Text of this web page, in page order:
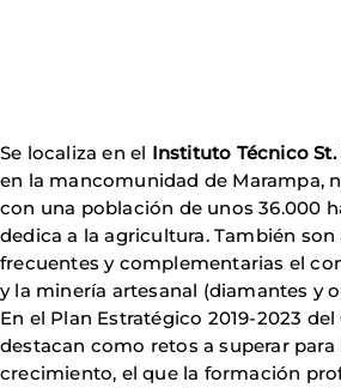
Se localiza en el Instituto Técnico St.
en la mancomunidad de Marampa,
con una población de unos 36.000
dedica a la agricultura. También son
frecuentes y complementarias el
y la minería artesanal (diamantes y
En el Plan Estratégico 2019-2023
destacan como retos a superar para
crecimiento, el que la formación